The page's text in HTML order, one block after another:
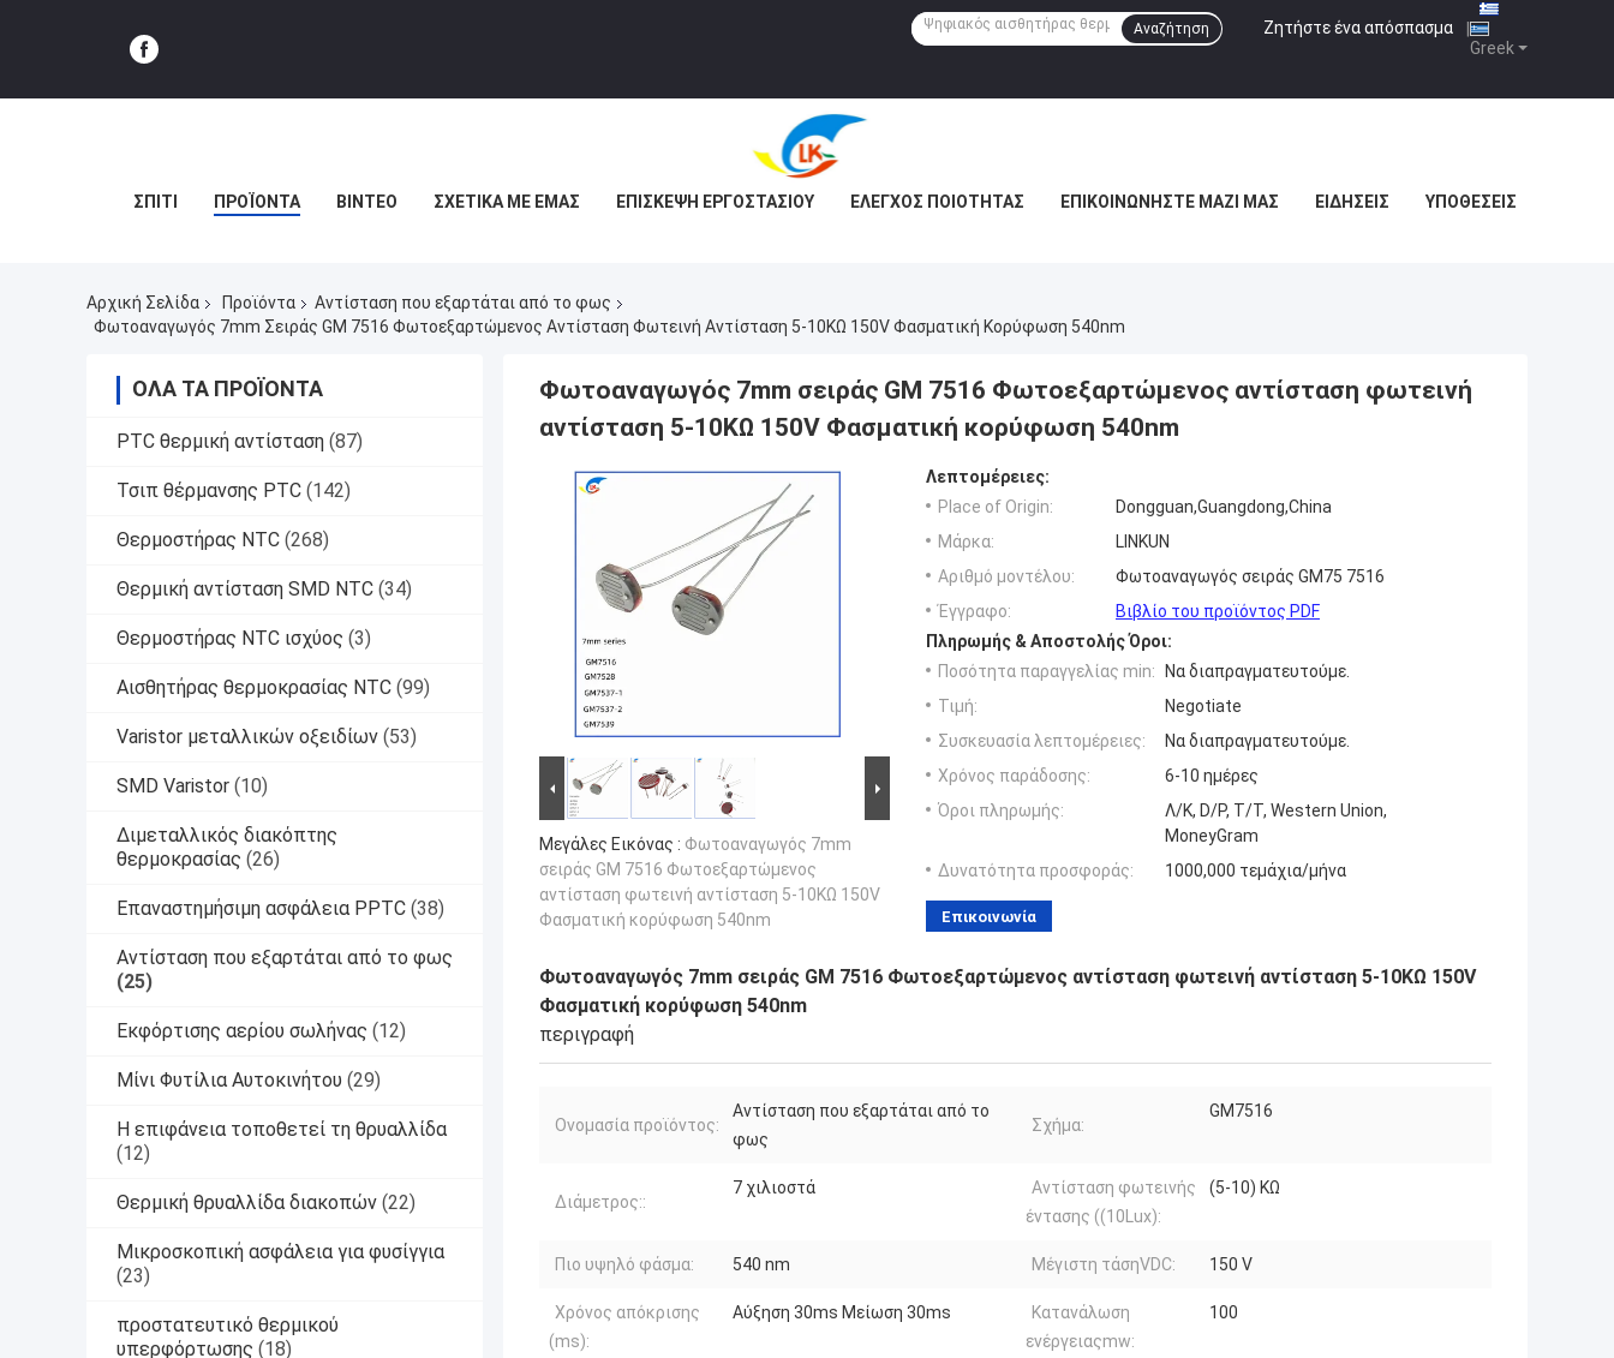
Greek
Ζητήστε ένα απόσπασμα |
Αναζήτηση
ΣΠΊΤΙ ΠΡΟΪΌΝΤΑ ΒΊΝΤΕΟ ΣΧΕΤΙΚΆ ΜΕ ΕΜΆΣ ΕΠΙΣΚΕΨΉ ΕΡΓΟΣΤΑΣΊΟΥ ΈΛΕΓΧΟΣ ΠΟΙΌΤΗΤΑΣ ΕΠΙΚΟΙΝΩΝΉΣΤΕ ΜΑΖΊ ΜΑΣ ΕΙΔΉΣΕΙΣ ΥΠΟΘΈΣΕΙΣ
Αρχική Σελίδα Προϊόντα
Αντίσταση που εξαρτάται από το φως
Φωτοαναγωγός 7mm Σειράς GM 7516 Φωτοεξαρτώμενος Αντίσταση Φωτεινή Αντίσταση 5-10KΩ 150V Φασματική Κορύφωση 540nm
ΌΛΑ ΤΑ ΠΡΟΪΌΝΤΑ
PTC θερμική αντίσταση (87)
Τσιπ θέρμανσης PTC (142)
Θερμοστήρας NTC (268)
Θερμική αντίσταση SMD NTC (34)
Θερμοστήρας NTC ισχύος (3)
Αισθητήρας θερμοκρασίας NTC (99)
Varistor μεταλλικών οξειδίων (53)
SMD Varistor (10)
Διμεταλλικός διακόπτης
θερμοκρασίας (26)
Επαναστημήσιμη ασφάλεια PPTC (38)
Αντίσταση που εξαρτάται από το φως
(25)
Εκφόρτισης αερίου σωλήνας (12)
Μίνι Φυτίλια Αυτοκινήτου (29)
Η επιφάνεια τοποθετεί τη θρυαλλίδα
(12)
Θερμική θρυαλλίδα διακοπών (22)
Μικροσκοπική ασφάλεια για φυσίγγια
(23)
προστατευτικό θερμικού
υπερφόρτωσης (18)
Φωτοαναγωγός 7mm σειράς GM 7516 Φωτοεξαρτώμενος αντίσταση φωτεινή
αντίσταση 5-10KΩ 150V Φασματική κορύφωση 540nm
Μεγάλες Εικόνας : Φωτοαναγωγός 7mm
σειράς GM 7516 Φωτοεξαρτώμενος
αντίσταση φωτεινή αντίσταση 5-10KΩ 150V
Φασματική κορύφωση 540nm
Λεπτομέρειες:
Place of Origin:
Dongguan,Guangdong,China
Μάρκα:
LINKUN
Αριθμό μοντέλου:
Φωτοαναγωγός σειράς GM75 7516
Έγγραφο:
Βιβλίο του προϊόντος PDF
Πληρωμής & Αποστολής Όροι:
Ποσότητα παραγγελίας min: Να διαπραγματευτούμε.
Τιμή:
Negotiate
Συσκευασία λεπτομέρειες:
Να διαπραγματευτούμε.
Χρόνος παράδοσης:
6-10 ημέρες
Όροι πληρωμής:
Λ/Κ, D/P, T/T, Western Union,
MoneyGram
Δυνατότητα προσφοράς:
1000,000 τεμάχια/μήνα
Επικοινωνία
Φωτοαναγωγός 7mm σειράς GM 7516 Φωτοεξαρτώμενος αντίσταση φωτεινή αντίσταση 5-10KΩ 150V
Φασματική κορύφωση 540nm
περιγραφή
Ονομασία προϊόντος:
Αντίσταση που εξαρτάται από το
φως
Σχήμα:
GM7516
Διάμετρος::
7 χιλιοστά
Αντίσταση φωτεινής
έντασης ((10Lux):
(5-10) KΩ
Πιο υψηλό φάσμα: 540 nm Μέγιστη τάσηVDC: 150 V
Χρόνος απόκρισης
(ms):
Αύξηση 30ms Μείωση 30ms
Κατανάλωση
ενέργειαςmw:
100